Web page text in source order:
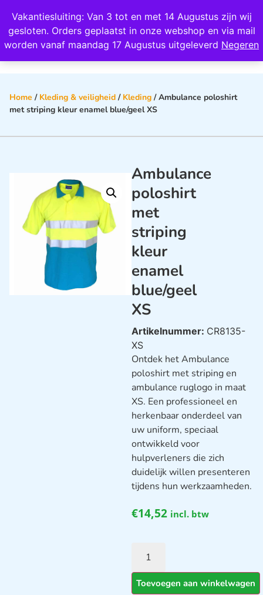
Vakantiesluiting: Van 3 tot en met 14 Augustus zijn wij
gesloten. Orders geplaatst in onze webshop en via mail
worden vanaf maandag 17 Augustus uitgeleverd Negeren
Wij scoren een 4,8 op Google
Home / Kleding & veiligheid / Kleding / Ambulance poloshirt
met striping kleur enamel blue/geel XS
Ambulance
poloshirt
met
striping
kleur
enamel
blue/geel
XS
Artikelnummer: CR8135-
XS
Ontdek het Ambulance
poloshirt met striping en
ambulance ruglogo in maat
XS. Een professioneel en
herkenbaar onderdeel van
uw uniform, speciaal
ontwikkeld voor
hulpverleners die zich
duidelijk willen presenteren
tijdens hun werkzaamheden.
€14,52 incl. btw
Toevoegen aan winkelwagen